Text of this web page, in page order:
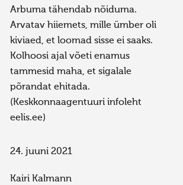
Arbuma tähendab nõiduma.
Arvatav hiiemets, mille ümber oli
kiviaed, et loomad sisse ei saaks.
Kolhoosi ajal võeti enamus
tammesid maha, et sigalale
põrandat ehitada.
(Keskkonnaagentuuri infoleht
eelis.ee)
24. juuni 2021
Kairi Kalmann